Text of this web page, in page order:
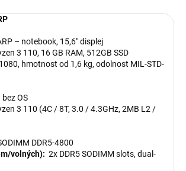
– notebook, 15,6" displej
3 110, 16 GB RAM, 512GB SSD
hmotnost od 1,6 kg, odolnost MIL-STD-
bez OS
3 110 (4C / 8T, 3.0 / 4.3GHz, 2MB L2 /
DDR5-4800
volných): 2x DDR5 SODIMM slots, dual-